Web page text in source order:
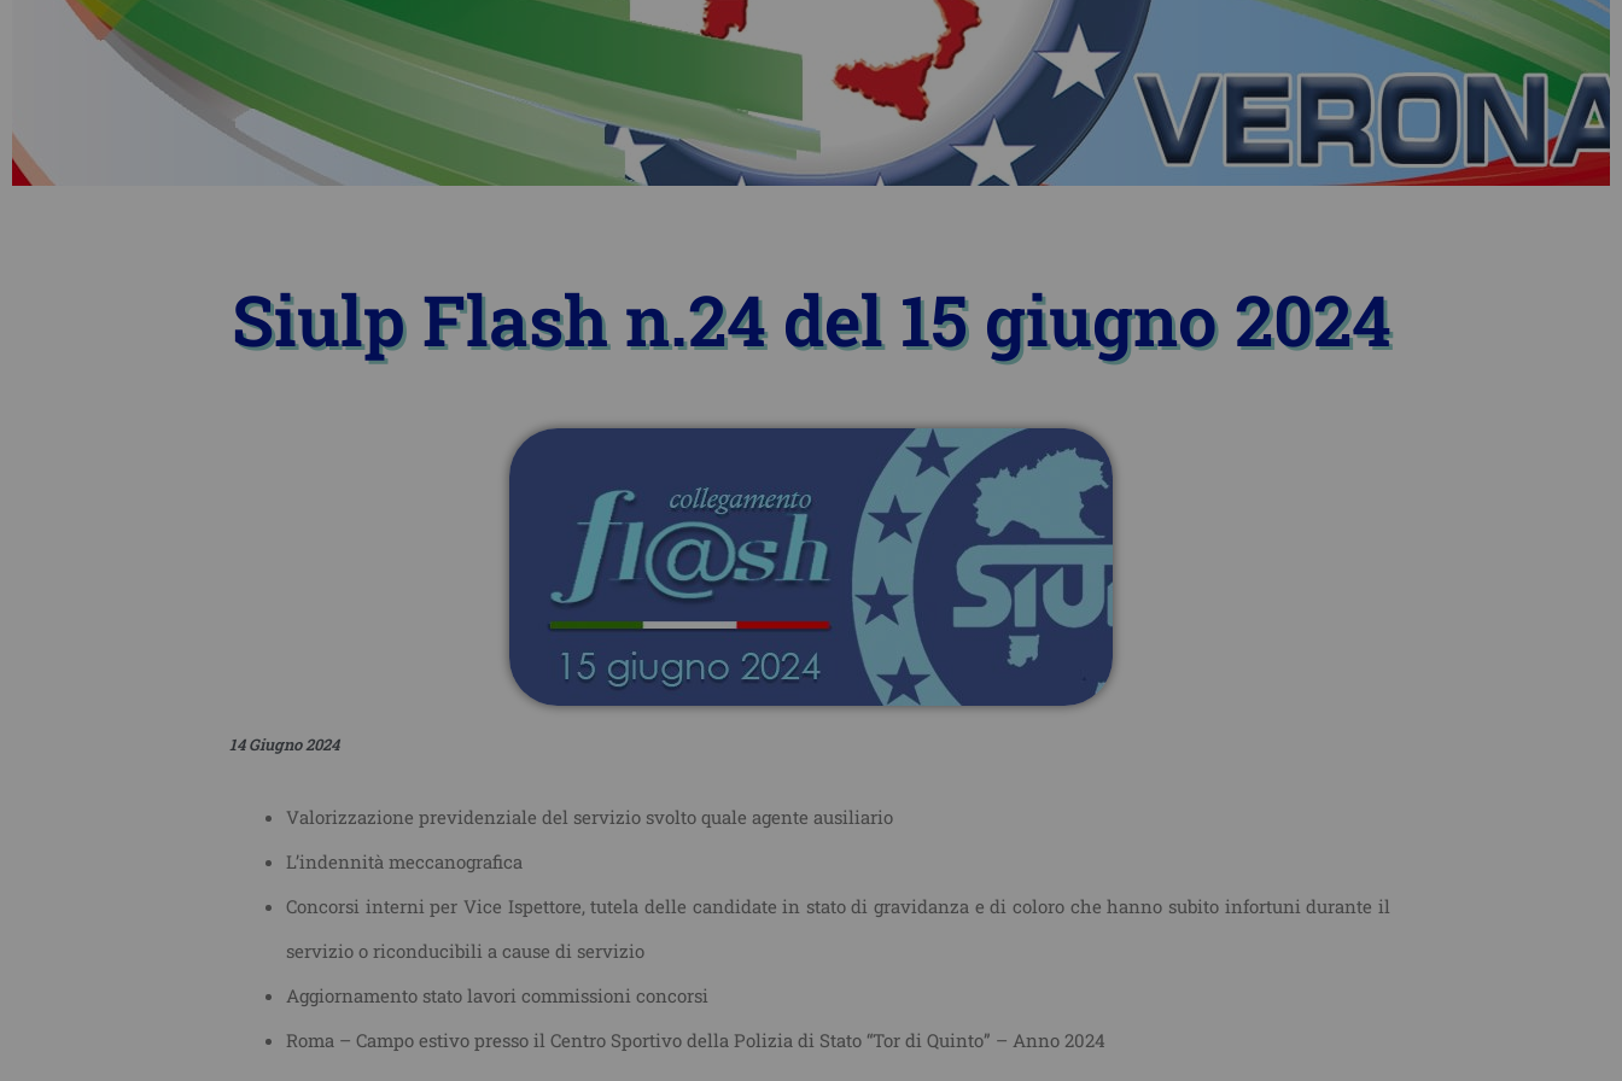
Siulp Flash n.24 del 15 giugno 2024
14 Giugno 2024
Valorizzazione previdenziale del servizio svolto quale agente ausiliario
L’indennità meccanografica
Concorsi interni per Vice Ispettore, tutela delle candidate in stato di gravidanza e di coloro che hanno subito infortuni durante il
servizio o riconducibili a cause di servizio
Aggiornamento stato lavori commissioni concorsi
Roma – Campo estivo presso il Centro Sportivo della Polizia di Stato “Tor di Quinto” – Anno 2024